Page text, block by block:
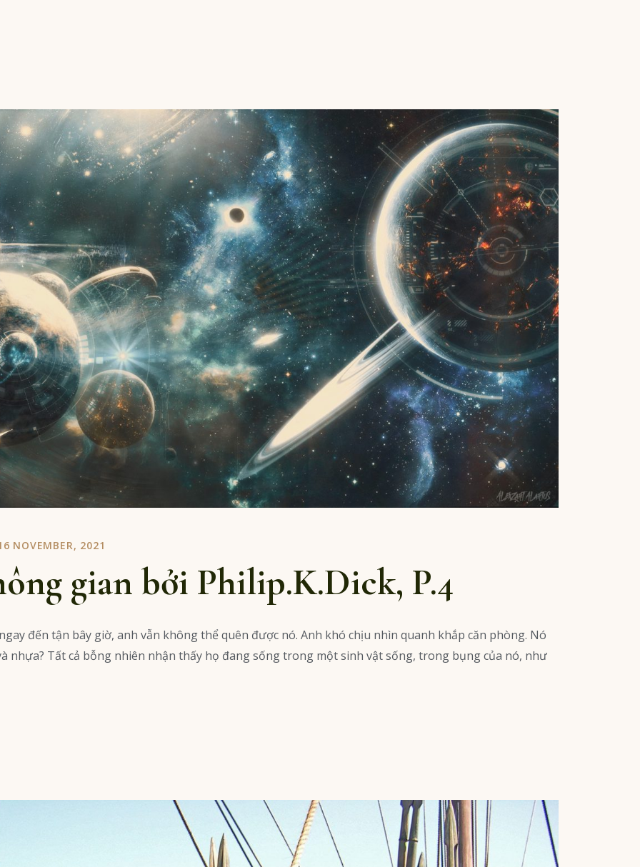
NOVEMBER, 2021
gian bởi Philip.K.Dick, P.4
đến tận bây giờ, anh vẫn không thể quên được nó. Anh khó chịu nhìn quanh khắp căn phòng. Nó
nhựa? Tất cả bỗng nhiên nhận thấy họ đang sống trong một sinh vật sống, trong bụng của nó, như